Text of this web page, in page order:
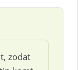
zodat